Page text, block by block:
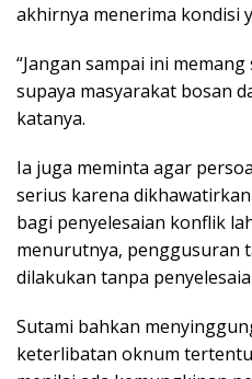
akhirnya menerima kondisi
“Jangan sampai ini
supaya masyarakat bosan
katanya.
Ia juga meminta agar
serius karena
bagi penyelesaian konflik
menurutnya, penggusuran
dilakukan tanpa
Sutami bahkan
keterlibatan oknum